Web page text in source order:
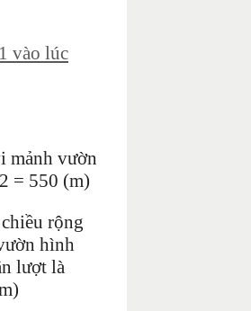
vào lúc
mảnh vườn
= 550 (m)
rộng
hình
lượt là